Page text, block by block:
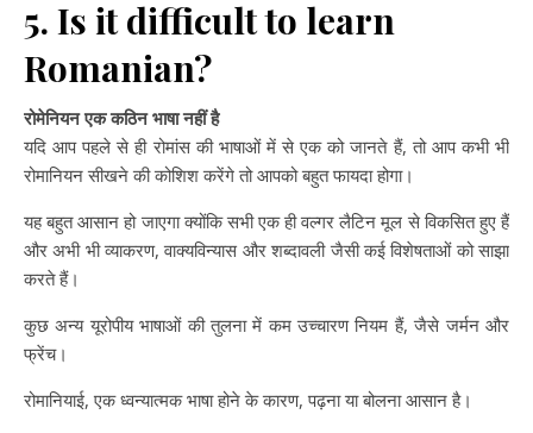
5. Is it difficult to learn
Romanian?
रोमेनियन एक कठिन भाषा नहीं है
यदि आप पहले से ही रोमांस की भाषाओं में से एक को जानते हैं, तो आप कभी भी
रोमानियन सीखने की कोशिश करेंगे तो आपको बहुत फायदा होगा।
यह बहुत आसान हो जाएगा क्योंकि सभी एक ही वल्गर लैटिन मूल से विकसित हुए हैं
और अभी भी व्याकरण, वाक्यविन्यास और शब्दावली जैसी कई विशेषताओं को साझा
करते हैं।
कुछ अन्य यूरोपीय भाषाओं की तुलना में कम उच्चारण नियम हैं, जैसे जर्मन और
फ्रेंच।
रोमानियाई, एक ध्वन्यात्मक भाषा होने के कारण, पढ़ना या बोलना आसान है।